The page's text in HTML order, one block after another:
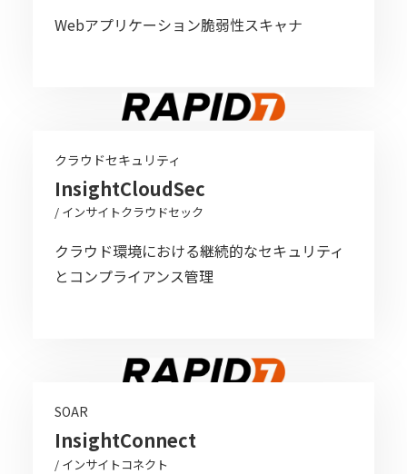
Webアプリケーション脆弱性スキャナ
クラウドセキュリティ​
InsightCloudSec
/ インサイトクラウドセック
クラウド環境における継続的なセキュリティ
とコンプライアンス管理
SOAR
InsightConnect
/ インサイトコネクト